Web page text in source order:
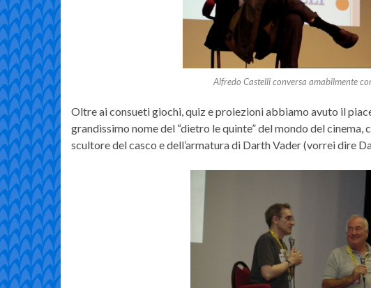
Alfredo Castelli conversa amabilmente
Oltre ai consueti giochi, quiz e proiezioni abbiamo avuto il
grandissimo nome del “dietro le quinte” del mondo del
scultore del casco e dell’armatura di Darth Vader (vorrei dire